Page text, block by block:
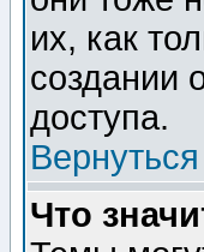
их, как
создании
доступа.
Что